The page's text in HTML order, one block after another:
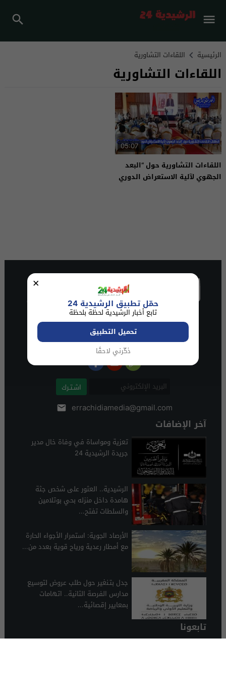
الرئيسية اللقاءات التشاورية
اللقاءات التشاورية
05:07
اللقاءات التشاورية حول “البعد
الجهوي لآلية الاستعراض الدوري
اشـتـرك
errachidiamedia@gmail.com
آخر الإضافات
تعزية ومواساة في وفاة خال مدير
جريدة الرشيدية 24
الرشيدية.. العثور على شخص جثة
هامدة داخل منزله بحي بوتلامين
والسلطات تفتح...
الأرصاد الجوية: استمرار الأجواء الحارة
مع أمطار رعدية ورياح قوية بعدد من...
جدل بتـنغير حول طلب عروض لتوسيع
مدارس الفرصة الثانية.. اتهامات
بمعايير إقصائية...
تابعونا
×
حمّل تطبيق الرشيدية 24
تابع أخبار الرشيدية لحظة بلحظة
تحميل التطبيق
ذكّرني لاحقًا